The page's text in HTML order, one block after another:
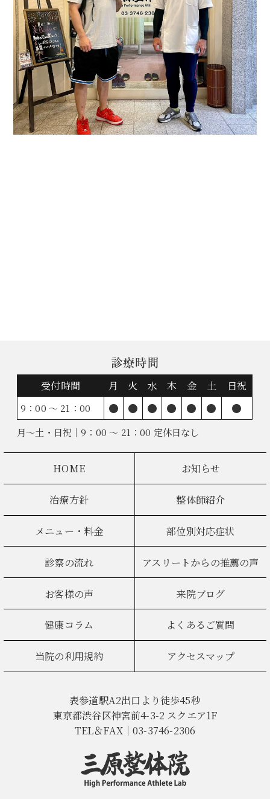
診療時間
受付時間 月 火 水 木 金 土 日祝
9：00 ～ 21：00 ● ● ● ● ● ● ●
月～土・日祝｜9：00 ～ 21：00 定休日なし
HOME お知らせ
治療方針 整体師紹介
メニュー・料金 部位別対応症状
診察の流れ アスリートからの推薦の声
お客様の声 来院ブログ
健康コラム よくあるご質問
当院の利用規約 アクセスマップ
表参道駅A2出口より徒歩45秒
東京都渋谷区神宮前4-3-2 スクエア1F
TEL＆FAX｜03-3746-2306